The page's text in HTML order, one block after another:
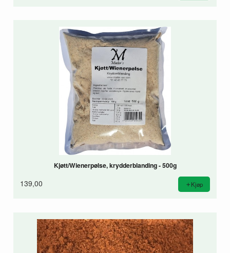
Kjøtt/Wienerpølse, krydderblanding - 500g
139,00 Kjøp